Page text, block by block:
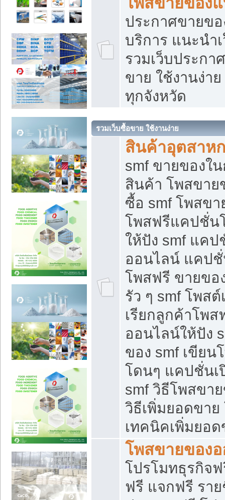
ประกาศขายข
บริการ แนะนำ
รวมเว็บประกา
ขาย ใช้งานง่า
ทุกจังหวัด
รวมเว็บซื้อขาย ใช้งานง่าย
สินค้าอุตสาห
smf ขายของใ
สินค้า โพสขาย
ซื้อ smf โพสข
โพสฟรีแคปชั่น
ให้ปัง smf แค
ออนไลน์ แคป
โพสฟรี ขายขอ
รัว ๆ smf โพส
เรียกลูกค้าโพส
ออนไลน์ให้ปัง
ของ smf เขียน
โดนๆ แคปชั่นเ
smf วิธีโพสขา
วิธีเพิ่มยอดขาย
เทคนิคเพิ่มยอด
โพสขายของ
โปรโมทธุรกิจ
ฟรี แจกฟรี ราย